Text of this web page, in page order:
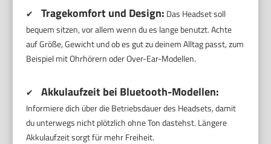
✔ Tragekomfort und Design: Das Headset soll
bequem sitzen, vor allem wenn du es lange benutzt. Achte
auf Größe, Gewicht und ob es gut zu deinem Alltag passt, zum
Beispiel mit Ohrhörern oder Over-Ear-Modellen.
✔ Akkulaufzeit bei Bluetooth-Modellen:
Informiere dich über die Betriebsdauer des Headsets, damit
du unterwegs nicht plötzlich ohne Ton dastehst. Längere
Akkulaufzeit sorgt für mehr Freiheit.